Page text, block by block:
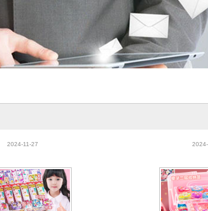
礼盒火漆全套礼包
2024-11-27
裝手账套